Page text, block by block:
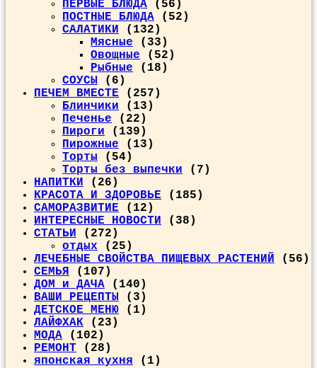
ПЕРВЫЕ БЛЮДА (56)
ПОСТНЫЕ БЛЮДА (52)
САЛАТИКИ (132)
Мясные (33)
Овощные (52)
Рыбные (18)
СОУСЫ (6)
ПЕЧЕМ ВМЕСТЕ (257)
Блинчики (13)
Печенье (22)
Пироги (139)
Пирожные (13)
Торты (54)
Торты без выпечки (7)
НАПИТКИ (26)
КРАСОТА И ЗДОРОВЬЕ (185)
САМОРАЗВИТИЕ (12)
ИНТЕРЕСНЫЕ НОВОСТИ (38)
СТАТЬИ (272)
отдых (25)
ЛЕЧЕБНЫЕ СВОЙСТВА ПИЩЕВЫХ РАСТЕНИЙ (56)
СЕМЬЯ (107)
ДОМ и ДАЧА (140)
ВАШИ РЕЦЕПТЫ (3)
ДЕТСКОЕ МЕНЮ (1)
ЛАЙФХАК (23)
МОДА (102)
РЕМОНТ (28)
японская кухня (1)